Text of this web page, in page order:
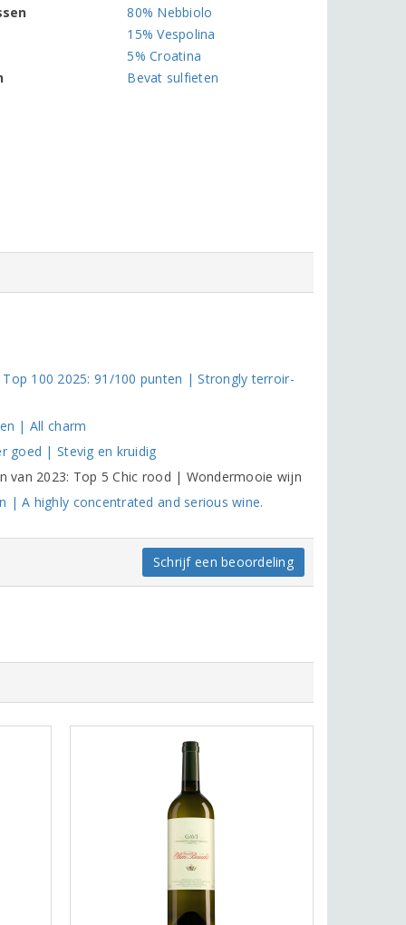
80% Nebbiolo
15% Vespolina
5% Croatina
Bevat sulfieten
100 2025: 91/100 punten | Strongly terroir-
| All charm
goed | Stevig en kruidig
van 2023: Top 5 Chic rood | Wondermooie wijn
| A highly concentrated and serious wine.
Schrijf een beoordeling